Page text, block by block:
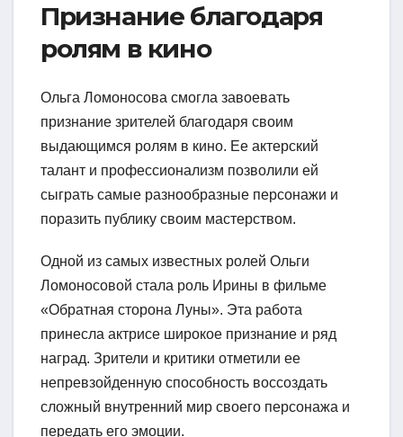
Признание благодаря
ролям в кино
Ольга Ломоносова смогла завоевать
признание зрителей благодаря своим
выдающимся ролям в кино. Ее актерский
талант и профессионализм позволили ей
сыграть самые разнообразные персонажи и
поразить публику своим мастерством.
Одной из самых известных ролей Ольги
Ломоносовой стала роль Ирины в фильме
«Обратная сторона Луны». Эта работа
принесла актрисе широкое признание и ряд
наград. Зрители и критики отметили ее
непревзойденную способность воссоздать
сложный внутренний мир своего персонажа и
передать его эмоции.